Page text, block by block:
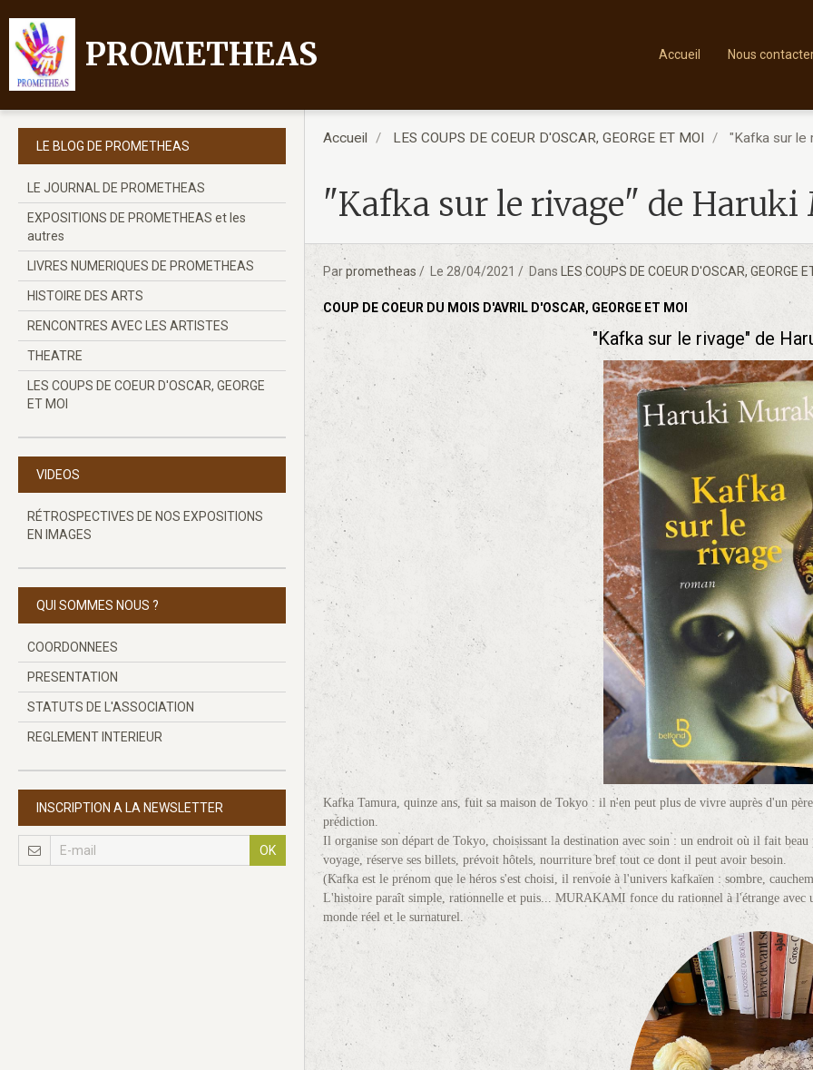
PROMETHEAS Accueil Nous
Accueil LES COUPS DE COEUR D'OSCAR, GEORGE ET MOI "Kafka sur le
"Kafka sur le rivage" de
Parprometheas Le 28/04/2021 Dans LES COUPS DE COEUR D'OSCAR, GEORGE
COUP DE COEUR DU MOIS D'AVRIL D'OSCAR, GEORGE ET MOI
"Kafka sur le rivage" de
Kafka Tamura, quinze ans, fuit sa maison de Tokyo : il n'en peut plus de vivre auprès d'un
prédiction.
Il organise son départ de Tokyo, choisissant la destination avec soin : un endroit où il fait
voyage, réserve ses billets, prévoit hôtels, nourriture bref tout ce dont il peut avoir besoin.
(Kafka est le prénom que le héros s'est choisi, il renvoie à l'univers kafkaïen : sombre,
L'histoire paraît simple, rationnelle et puis... MURAKAMI fonce du rationnel à l'étrange avec
monde réel et le surnaturel.
LE BLOG DE PROMETHEAS
LE JOURNAL DE PROMETHEAS
EXPOSITIONS DE PROMETHEAS et les
autres
LIVRES NUMERIQUES DE PROMETHEAS
HISTOIRE DES ARTS
RENCONTRES AVEC LES ARTISTES
THEATRE
LES COUPS DE COEUR D'OSCAR, GEORGE
ET MOI
VIDEOS
RÉTROSPECTIVES DE NOS EXPOSITIONS
EN IMAGES
QUI SOMMES NOUS ?
COORDONNEES
PRESENTATION
STATUTS DE L'ASSOCIATION
REGLEMENT INTERIEUR
INSCRIPTION A LA NEWSLETTER
OK